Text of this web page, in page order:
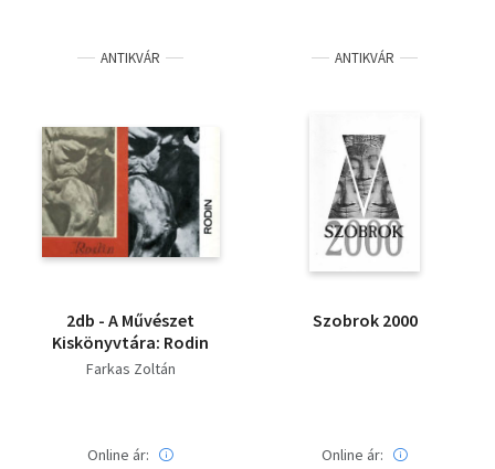
ANTIKVÁR
2db - A Művészet
Kiskönyvtára: Rodin
Farkas Zoltán
Online ár:
ANTIKVÁR
Szobrok 2000
Online ár: